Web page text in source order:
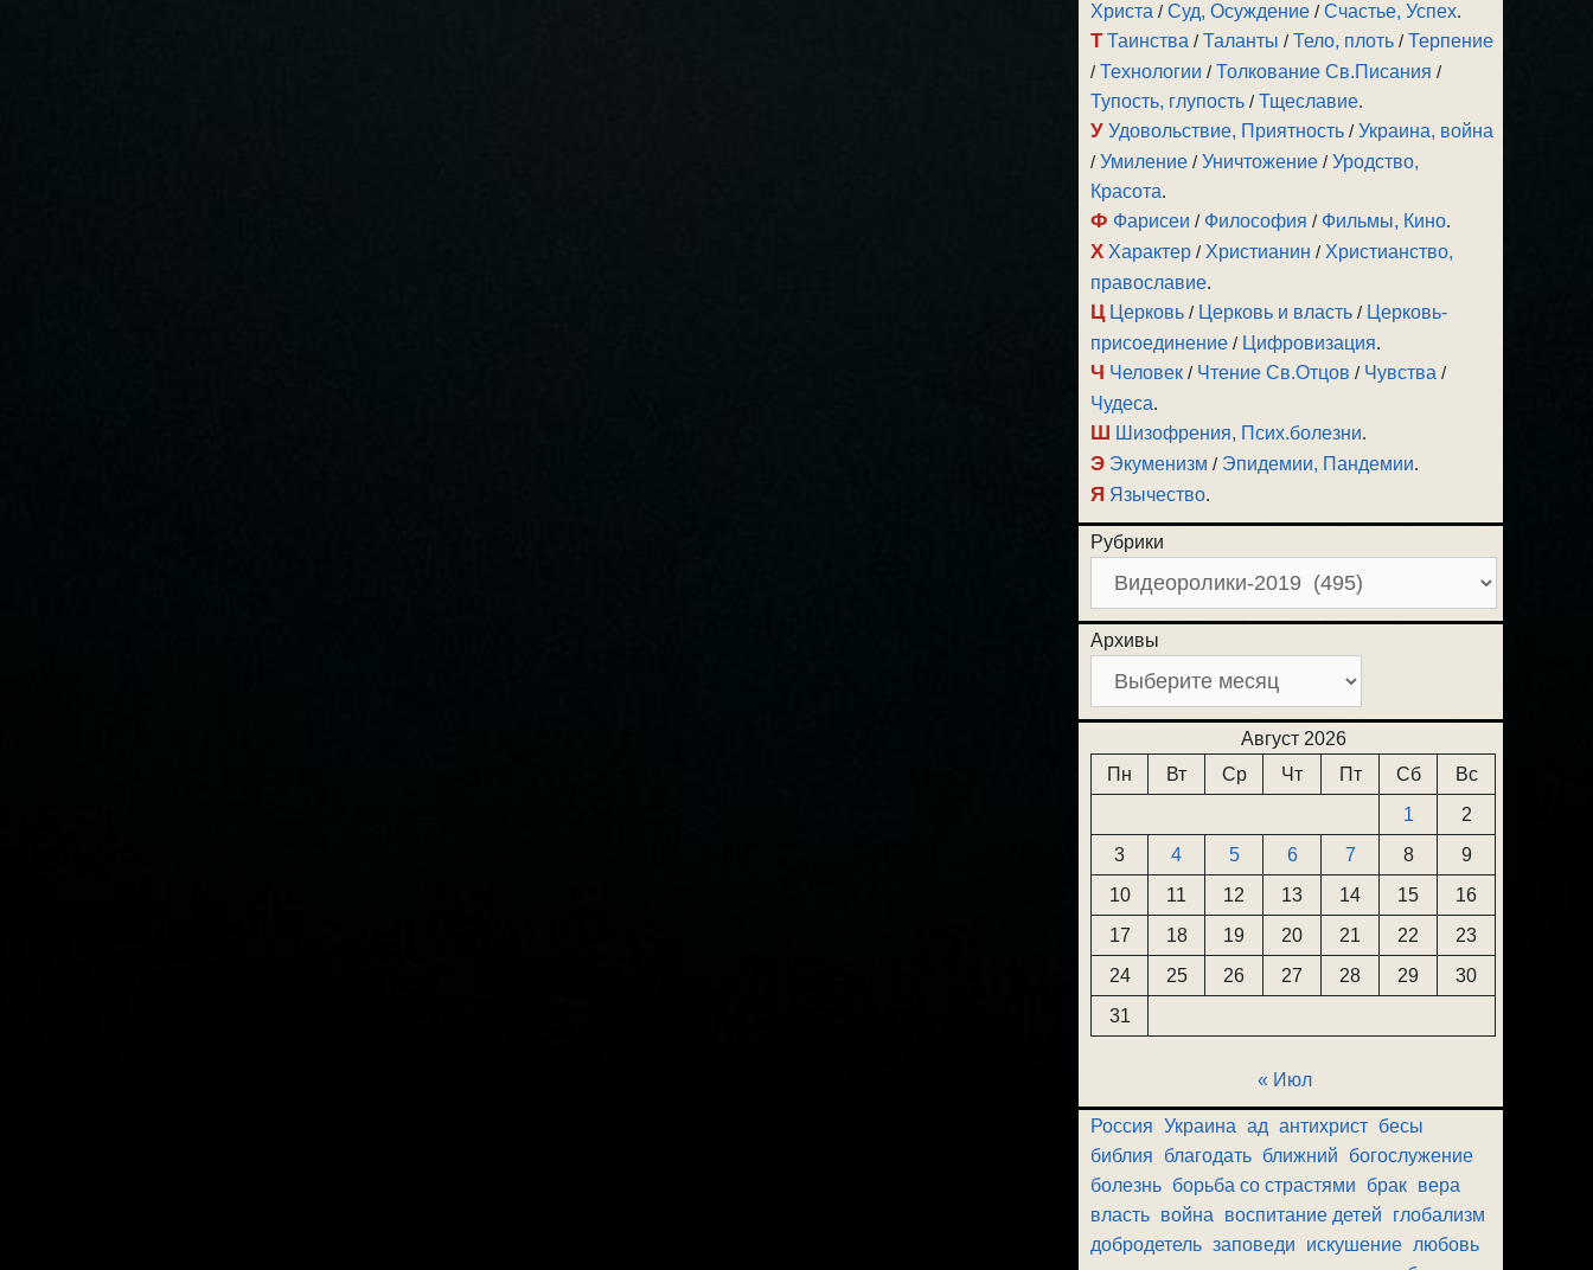
Христа /Суд, Осуждение /Счастье, Успех.
Т Таинства /Таланты /Тело, плоть /Терпение
/Технологии /Толкование Св.Писания /
Тупость, глупость /Тщеславие.
У Удовольствие, Приятность /Украина, война
/Умиление /Уничтожение /Уродство,
Красота.
Ф Фарисеи / Философия / Фильмы, Кино.
Х Характер / Христианин / Христианство,
православие.
Ц Церковь / Церковь и власть / Церковь-
присоединение / Цифровизация.
Ч Человек / Чтение Св.Отцов / Чувства /
Чудеса.
Ш Шизофрения, Псих.болезни.
Э Экуменизм / Эпидемии, Пандемии.
Я Язычество.
Рубрики
Архивы
Август 2026
Пн
Вт Ср Чт Пт Сб
Вс
1
2
3
4 5 6 7 8
9
10
11 12 13 14 15
16
17
18 19 20 21 22
23
24
25 26 27 28 29
30
31
« Июл
Россия Украина ад антихрист бесы
библия
благодать ближний
богослужение
болезнь борьба со страстями брак вера
власть война воспитание детей
глобализм
добродетель заповеди искушение любовь